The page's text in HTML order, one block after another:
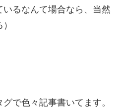
るなんて場合なら、当然
グで色々記事書いてます。